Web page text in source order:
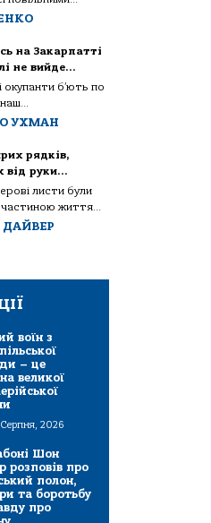
на Закарпатті
не вийде…
окупанти б’ють по
УХМАН
рядків,
від руки…
листи були
життя...
ДАЙВЕР
воїн з
– це
великої
Серпня, 2026
Шон
розповів про
полон,
та боротьбу
про